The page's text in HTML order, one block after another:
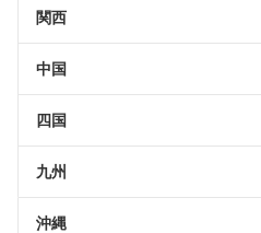
関西
中国
四国
九州
沖縄